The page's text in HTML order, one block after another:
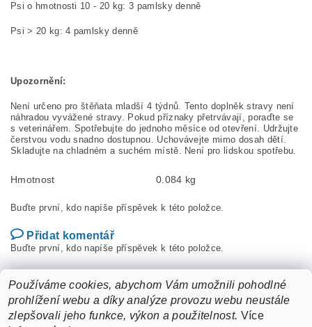
Psi o hmotnosti 10 - 20 kg: 3 pamlsky denně
Psi > 20 kg: 4 pamlsky denně
Upozornění:
Není určeno pro štěňata mladší 4 týdnů. Tento doplněk stravy není
náhradou vyvážené stravy. Pokud příznaky přetrvávají, poraďte se
s veterinářem. Spotřebujte do jednoho měsíce od otevření. Udržujte
čerstvou vodu snadno dostupnou. Uchovávejte mimo dosah dětí.
Skladujte na chladném a suchém místě. Není pro lidskou spotřebu.
Hmotnost 0.084 kg
Buďte první, kdo napíše příspěvek k této položce.
Přidat komentář
Buďte první, kdo napíše příspěvek k této položce.
Používáme cookies, abychom Vám umožnili pohodlné
prohlížení webu a díky analýze provozu webu neustále
zlepšovali jeho funkce, výkon a použitelnost. Více